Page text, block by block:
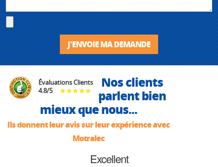
J'ENVOIE MA DEMANDE
Évaluations Clients
4.8/5
Nos clients
parlent bien
mieux que nous...
Ils donnent leur avis sur leur expérience avec
Motralec
Excellent